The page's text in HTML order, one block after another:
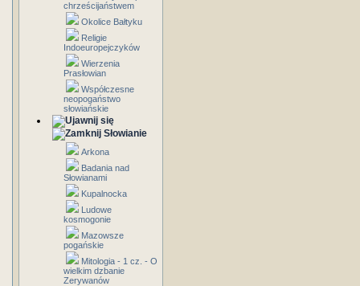
chrześcijaństwem
Okolice Bałtyku
Religie
Indoeuropejczyków
Wierzenia
Prasłowian
Współczesne
neopogaństwo
słowiańskie
Słowianie
Arkona
Badania nad
Słowianami
Kupalnocka
Ludowe
kosmogonie
Mazowsze
pogańskie
Mitologia - 1 cz. - O
wielkim dzbanie
Zerywanów